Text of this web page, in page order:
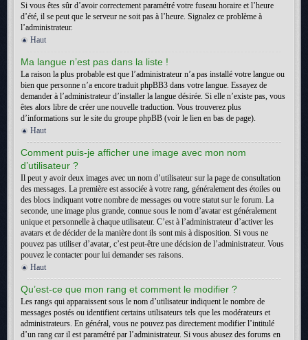
Si vous êtes sûr d’avoir correctement paramétré votre fuseau horaire et l’heure
d’été, il se peut que le serveur ne soit pas à l’heure. Signalez ce problème à
l’administrateur.
Haut
Ma langue n’est pas dans la liste !
La raison la plus probable est que l’administrateur n’a pas installé votre langue ou
bien que personne n’a encore traduit phpBB3 dans votre langue. Essayez de
demander à l’administrateur d’installer la langue désirée. Si elle n’existe pas, vous
êtes alors libre de créer une nouvelle traduction. Vous trouverez plus
d’informations sur le site du groupe phpBB (voir le lien en bas de page).
Haut
Comment puis-je afficher une image avec mon nom
d’utilisateur ?
Il peut y avoir deux images avec un nom d’utilisateur sur la page de consultation
des messages. La première est associée à votre rang, généralement des étoiles ou
des blocs indiquant votre nombre de messages ou votre statut sur le forum. La
seconde, une image plus grande, connue sous le nom d’avatar est généralement
unique et personnelle à chaque utilisateur. C’est à l’administrateur d’activer les
avatars et de décider de la manière dont ils sont mis à disposition. Si vous ne
pouvez pas utiliser d’avatar, c’est peut-être une décision de l’administrateur. Vous
pouvez le contacter pour lui demander ses raisons.
Haut
Qu’est-ce que mon rang et comment le modifier ?
Les rangs qui apparaissent sous le nom d’utilisateur indiquent le nombre de
messages postés ou identifient certains utilisateurs tels que les modérateurs et
administrateurs. En général, vous ne pouvez pas directement modifier l’intitulé
d’un rang car il est paramétré par l’administrateur. Si vous abusez des forums en